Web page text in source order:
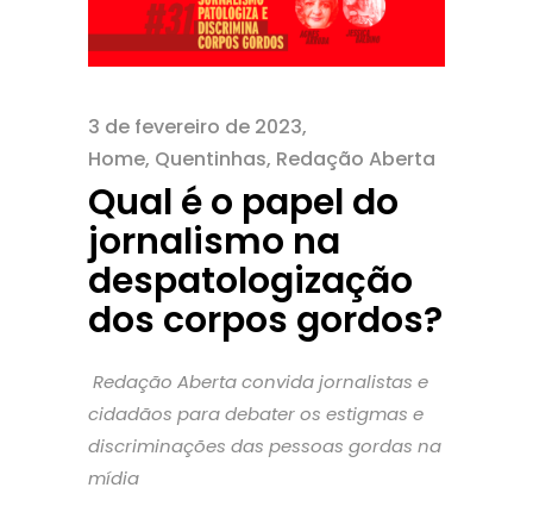
3 de fevereiro de 2023
Home, Quentinhas, Redação Aberta
Qual é o papel do
jornalismo na
despatologização
dos corpos gordos?
Redação Aberta convida jornalistas e
cidadãos para debater os estigmas e
discriminações das pessoas gordas na
mídia